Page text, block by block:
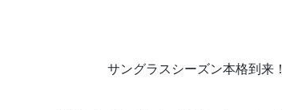
サングラスシーズン本格到来！